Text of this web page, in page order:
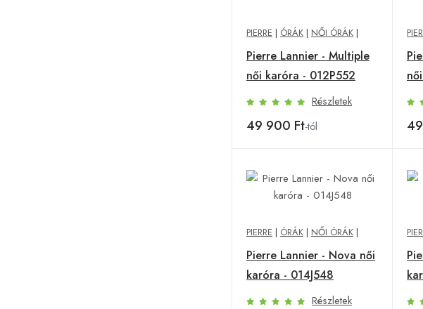
PIERRE | ÓRÁK | NŐI ÓRÁK |
Pierre Lannier - Multiple
női karóra - 012P552
Részletek
49 900 Ft-tól
PIERRE | ÓRÁK | NŐI ÓRÁK |
Pierre Lannier - Nova női
karóra - 014J548
Részletek